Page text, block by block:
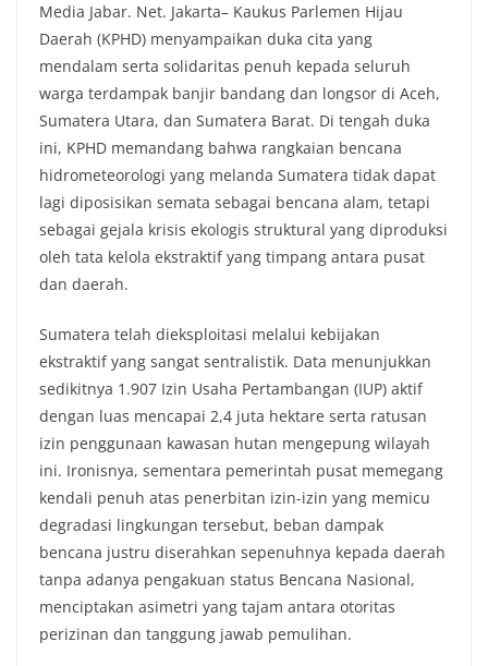
c
e
b
o
o
k
i
t
t
e
r
a
t
s
A
p
p
p
y
L
i
n
k
Media Jabar. Net. Jakarta– Kaukus Parlemen Hijau
Daerah (KPHD) menyampaikan duka cita yang
mendalam serta solidaritas penuh kepada seluruh
warga terdampak banjir bandang dan longsor di Aceh,
Sumatera Utara, dan Sumatera Barat. Di tengah duka
ini, KPHD memandang bahwa rangkaian bencana
hidrometeorologi yang melanda Sumatera tidak dapat
lagi diposisikan semata sebagai bencana alam, tetapi
sebagai gejala krisis ekologis struktural yang diproduksi
oleh tata kelola ekstraktif yang timpang antara pusat
dan daerah.
Sumatera telah dieksploitasi melalui kebijakan
ekstraktif yang sangat sentralistik. Data menunjukkan
sedikitnya 1.907 Izin Usaha Pertambangan (IUP) aktif
dengan luas mencapai 2,4 juta hektare serta ratusan
izin penggunaan kawasan hutan mengepung wilayah
ini. Ironisnya, sementara pemerintah pusat memegang
kendali penuh atas penerbitan izin-izin yang memicu
degradasi lingkungan tersebut, beban dampak
bencana justru diserahkan sepenuhnya kepada daerah
tanpa adanya pengakuan status Bencana Nasional,
menciptakan asimetri yang tajam antara otoritas
perizinan dan tanggung jawab pemulihan.